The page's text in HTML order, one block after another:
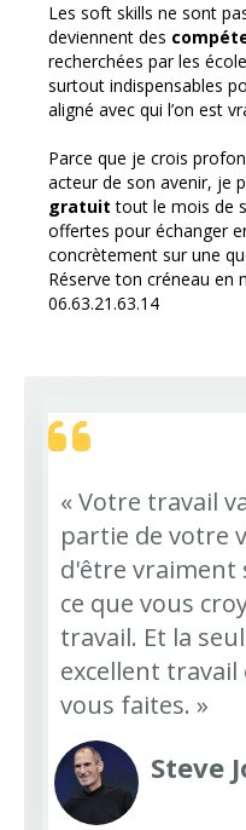
Les soft skills ne sont
deviennent des
recherchées par les
surtout indispensables
aligné avec qui l’on est
Parce que je crois
acteur de son avenir, je
gratuit tout le mois de
offertes pour échanger
concrètement sur une
Réserve ton créneau en
06.63.21.63.14
« Votre travail
partie de votre
d'être vraiment
ce que vous
travail. Et la
excellent travail
vous faites. »
Steve